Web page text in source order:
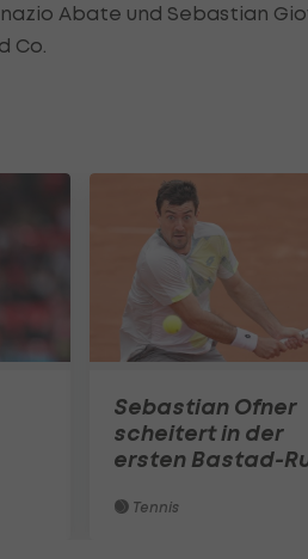
Abate und Sebastian
Co.
Sebastian Ofner
scheitert in der
ersten Bastad-
Tennis